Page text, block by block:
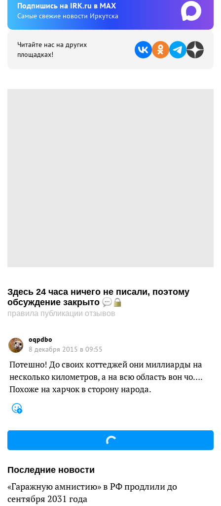
Подпишиcь на IRK.ru в MAX
Cамые свежие новости Иркутска
Читайте нас на других
площадках!
Здесь 24 часа ничего не писали, поэтому
обсуждение закрыто
правила публикации отзывов
oqpdbo
8 декабря 2015 в 09:55
Потешно! До своих коттеджей они миллиарды на
несколько километров, а на всю область вон чо….
Похоже на харчок в сторону народа.
Последние новости
«Гаражную амнистию» в РФ продлили до
сентября 2031 года